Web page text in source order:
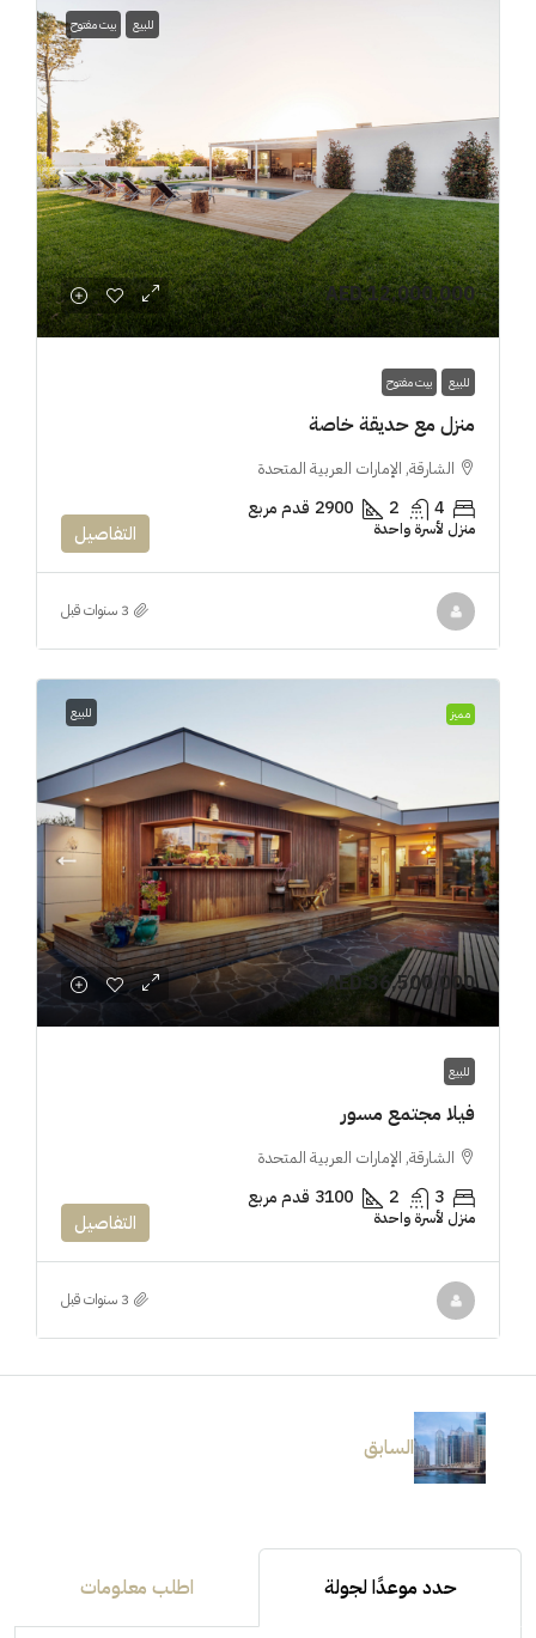
للبيع بيت مفتوح
AED 12,000,000
للبيع بيت مفتوح
منزل مع حديقة خاصة
الشارقة, الإمارات العربية المتحدة
4
2
2900 قدم مربع
منزل لأسرة واحدة التفاصيل
مميز للبيع
AED 36,500,000
للبيع
فيلا مجتمع مسور
الشارقة, الإمارات العربية المتحدة
3
2
3100 قدم مربع
منزل لأسرة واحدة التفاصيل
السابق
حدد موعدًا لجولة اطلب معلومات